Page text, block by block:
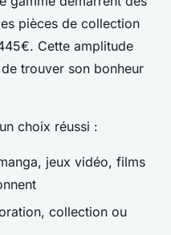
pièces de collection
Cette amplitude
trouver son bonheur
choix réussi :
jeux vidéo, films
collection ou